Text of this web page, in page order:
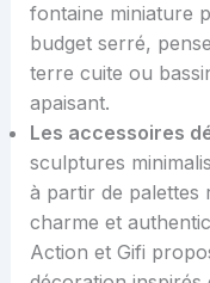
fontaine miniature
budget serré,
terre cuite ou
apaisant.
Les accessoires
sculptures
à partir de palettes
charme et
Action et Gifi